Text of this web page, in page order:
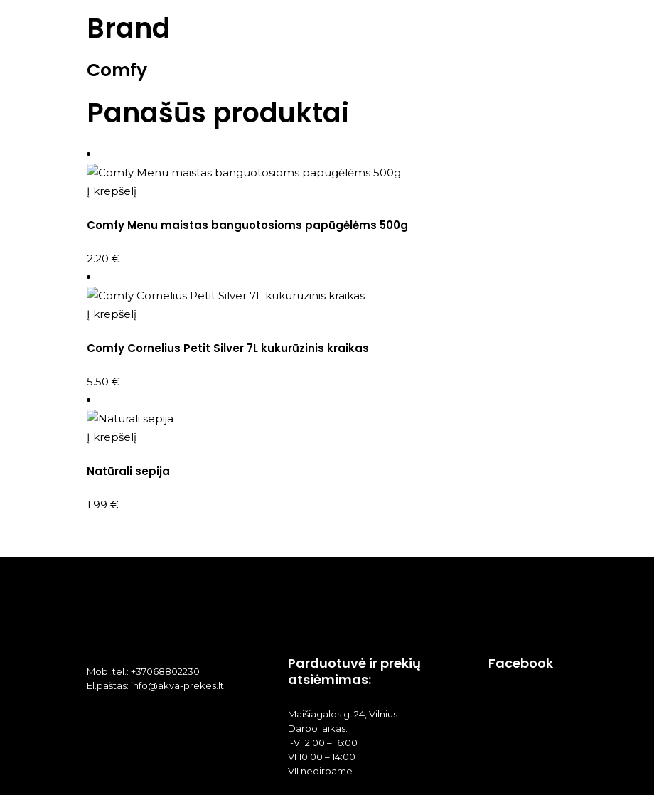
Brand
Comfy
Panašūs produktai
Į krepšelį
Comfy Menu maistas banguotosioms papūgėlėms 500g
2.20 €
Į krepšelį
Comfy Cornelius Petit Silver 7L kukurūzinis kraikas
5.50 €
Į krepšelį
Natūrali sepija
1.99 €
Mob. tel.: +37068802230
El.paštas: info@akva-prekes.lt
Parduotuvė ir prekių
atsiėmimas:
Maišiagalos g. 24, Vilnius
Darbo laikas:
I-V 12:00 – 16:00
VI 10:00 – 14:00
VII nedirbame
Facebook